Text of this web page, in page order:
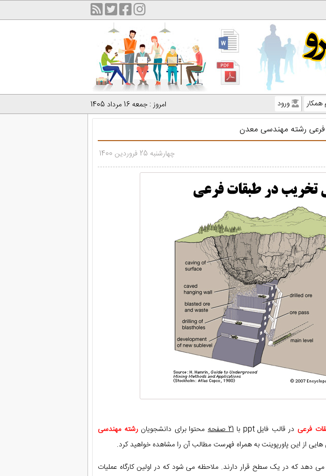
امروز : جمعه 16 مرداد 1405 همکار ورود
رشته مهندسی معدن
چهارشنبه 25 فروردین 1400
فرعی در قالب فایل ppt با 21 صفحه محتوا برای دانشجویانرشته مهندسی
از این پاورپوینت به همراه فهرست مطالب آن را مشاهده خواهید کرد.
دهد که در یک سطح قرار دارند. ملاحظه می شود که در اولین کارگاه عملیات